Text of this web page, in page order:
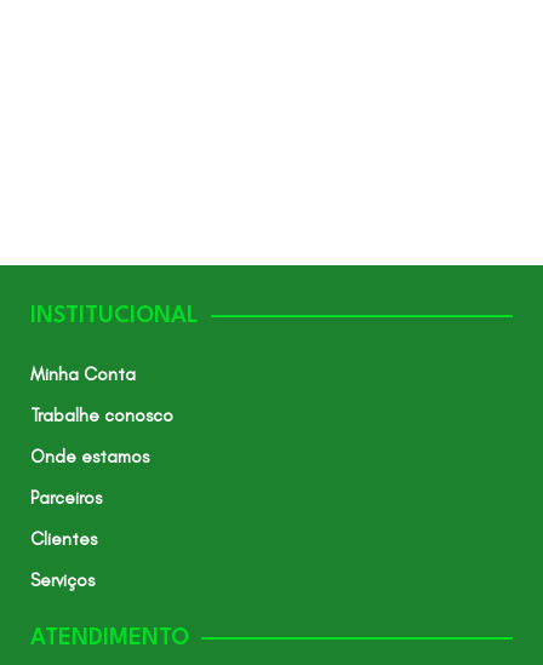
INSTITUCIONAL
Minha Conta
Trabalhe conosco
Onde estamos
Parceiros
Clientes
Serviços
ATENDIMENTO